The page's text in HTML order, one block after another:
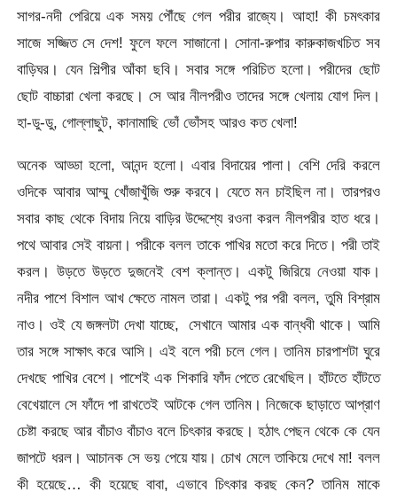
সাগর-নদী পেরিয়ে এক সময় পৌঁছে গেল পরীর রাজ্যে। আহা! কী চমৎকার
সাজে সজ্জিত সে দেশ! ফুলে ফলে সাজানো। সোনা-রুপার কারুকাজখচিত সব
বাড়িঘর। যেন শিল্পীর আঁকা ছবি। সবার সঙ্গে পরিচিত হলো। পরীদের ছোট
ছোট বাচ্চারা খেলা করছে। সে আর নীলপরীও তাদের সঙ্গে খেলায় যোগ দিল।
হা-ডু-ডু, গোল্লাছুট, কানামাছি ভোঁ ভোঁসহ আরও কত খেলা!
অনেক আড্ডা হলো, আনন্দ হলো। এবার বিদায়ের পালা। বেশি দেরি করলে
ওদিকে আবার আম্মু খোঁজাখুঁজি শুরু করবে। যেতে মন চাইছিল না। তারপরও
সবার কাছ থেকে বিদায় নিয়ে বাড়ির উদ্দেশ্যে রওনা করল নীলপরীর হাত ধরে।
পথে আবার সেই বায়না। পরীকে বলল তাকে পাখির মতো করে দিতে। পরী তাই
করল। উড়তে উড়তে দুজনেই বেশ ক্লান্ত। একটু জিরিয়ে নেওয়া যাক।
নদীর পাশে বিশাল আখ ক্ষেতে নামল তারা। একটু পর পরী বলল, তুমি বিশ্রাম
নাও। ওই যে জঙ্গলটা দেখা যাচ্ছে, সেখানে আমার এক বান্ধবী থাকে। আমি
তার সঙ্গে সাক্ষাৎ করে আসি। এই বলে পরী চলে গেল। তানিম চারপাশটা ঘুরে
দেখছে পাখির বেশে। পাশেই এক শিকারি ফাঁদ পেতে রেখেছিল। হাঁটতে হাঁটতে
বেখেয়ালে সে ফাঁদে পা রাখতেই আটকে গেল তানিম। নিজেকে ছাড়াতে আপ্রাণ
চেষ্টা করছে আর বাঁচাও বাঁচাও বলে চিৎকার করছে। হঠাৎ পেছন থেকে কে যেন
জাপটে ধরল। আচানক সে ভয় পেয়ে যায়। চোখ মেলে তাকিয়ে দেখে মা! বলল
কী হয়েছে… কী হয়েছে বাবা, এভাবে চিৎকার করছ কেন? তানিম মাকে